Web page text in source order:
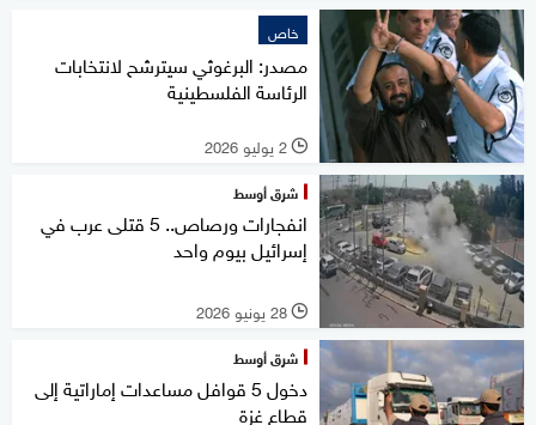
خاص
مصدر: البرغوثي سيترشح لانتخابات
الرئاسة الفلسطينية
l 2 يوليو 2026
شرق أوسط
انفجارات ورصاص.. 5 قتلى عرب في
إسرائيل بيوم واحد
l 28 يونيو 2026
شرق أوسط
دخول 5 قوافل مساعدات إماراتية إلى
قطاع غزة